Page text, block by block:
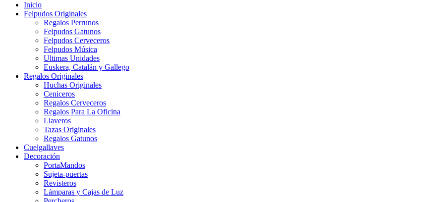
Inicio
Felpudos Originales
Regalos Perrunos
Felpudos Gatunos
Felpudos Cerveceros
Felpudos Música
Ultimas Unidades
Euskera, Catalán y Gallego
Regalos Originales
Huchas Originales
Ceniceros
Regalos Cerveceros
Regalos Para La Oficina
Llaveros
Tazas Originales
Regalos Gatunos
Cuelgallaves
Decoración
PortaMandos
Sujeta-puertas
Revisteros
Lámparas y Cajas de Luz